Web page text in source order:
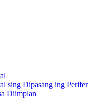
sing Dipasang ing Perifer
Diimplan